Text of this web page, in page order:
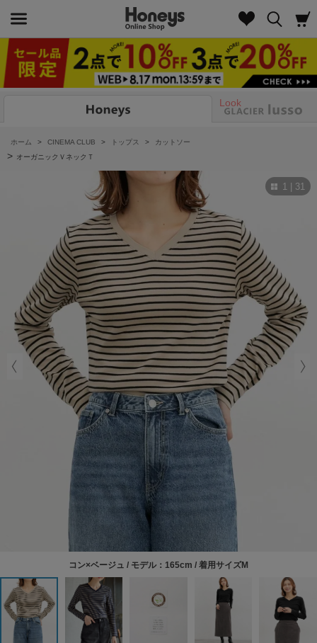
Look
ホーム > CINEMA CLUB > トップス > カットソー
> オーガニックＶネックＴ
1 | 31
コン×ベージュ / モデル：165cm / 着用サイズM